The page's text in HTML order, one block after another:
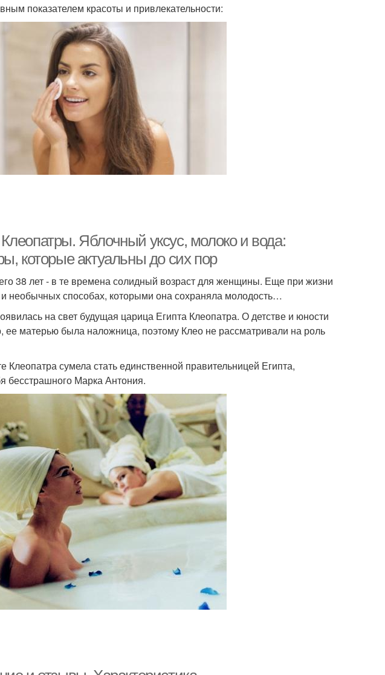
показателем красоты и привлекательности:
Яблочный уксус, молоко и вода:
которые актуальны до сих пор
38 лет - в те времена солидный возраст для женщины. Еще при жизни
необычных способах, которыми она сохраняла молодость…
на свет будущая царица Египта Клеопатра. О детстве и юности
ее матерью была наложница, поэтому Клео не рассматривали на роль
Клеопатра сумела стать единственной правительницей Египта,
бесстрашного Марка Антония.